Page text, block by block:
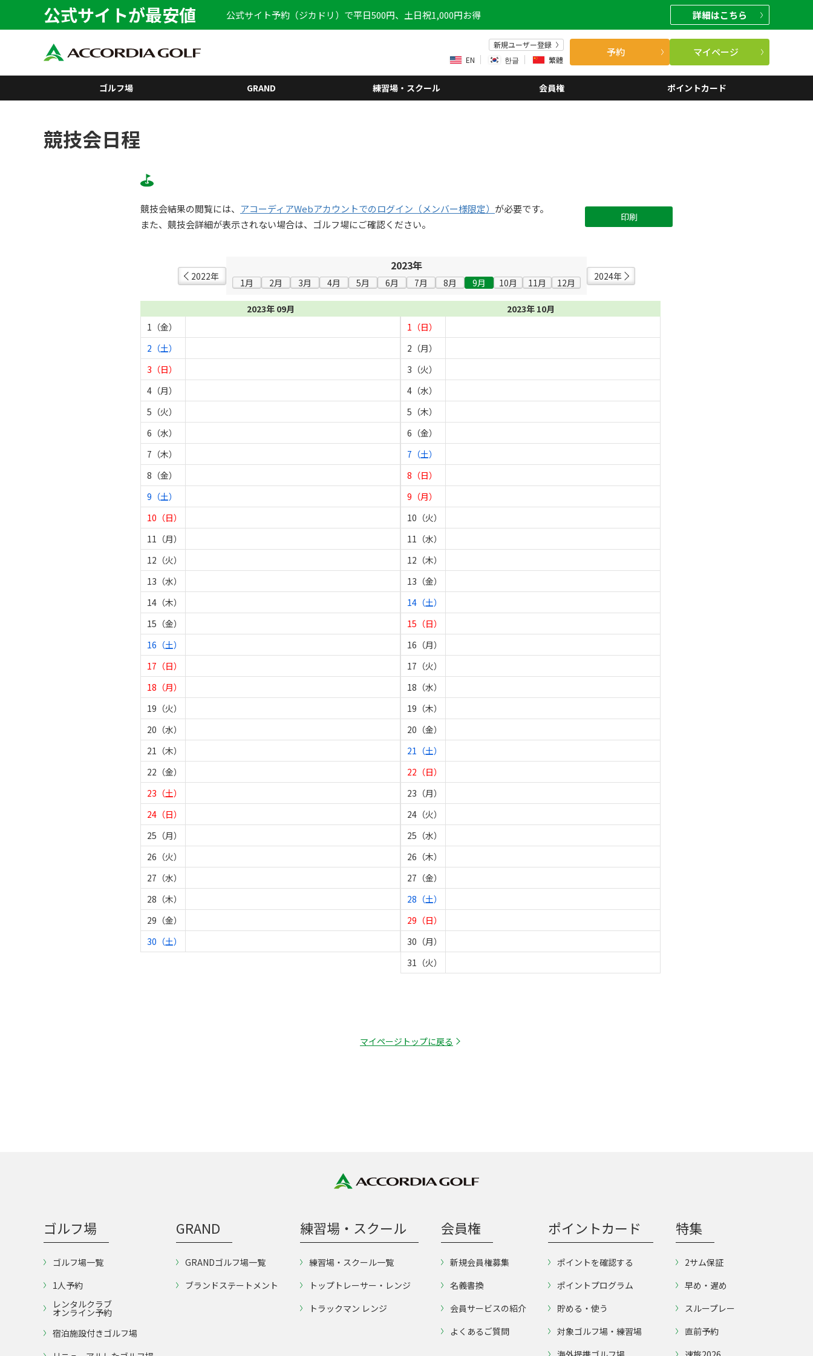
公式サイトが最安値 公式サイト予約（ジカドリ）で平日500円、土日祝1,000円お得 詳細はこちら
新規ユーザー登録
EN
한글 繁體
予約 マイページ
ゴルフ場 GRAND 練習場・スクール 会員権 ポイントカード
競技会日程
競技会結果の閲覧には、 アコーディアWebアカウントでのログイン（メンバー様限定） が必要です。
また、競技会詳細が表示されない場合は、ゴルフ場にご確認ください。
印刷
2022年
2023年
1月 2月 3月 4月 5月 6月 7月 8月 9月 10月 11月 12月
2024年
2023年 09月
1（金）
2（土）
3（日）
4（月）
5（火）
6（水）
7（木）
8（金）
9（土）
10（日）
11（月）
12（火）
13（水）
14（木）
15（金）
16（土）
17（日）
18（月）
19（火）
20（水）
21（木）
22（金）
23（土）
24（日）
25（月）
26（火）
27（水）
28（木）
29（金）
30（土）
2023年 10月
1（日）
2（月）
3（火）
4（水）
5（木）
6（金）
7（土）
8（日）
9（月）
10（火）
11（水）
12（木）
13（金）
14（土）
15（日）
16（月）
17（火）
18（水）
19（木）
20（金）
21（土）
22（日）
23（月）
24（火）
25（水）
26（木）
27（金）
28（土）
29（日）
30（月）
31（火）
マイページトップに戻る
ゴルフ場
ゴルフ場一覧
1人予約
レンタルクラブ
オンライン予約
宿泊施設付きゴルフ場
GRAND
GRANDゴルフ場一覧
ブランドステートメント
練習場・スクール
練習場・スクール一覧
トップトレーサー・レンジ
トラックマン レンジ
会員権
新規会員権募集
名義書換
会員サービスの紹介
よくあるご質問
ポイントカード
ポイントを確認する
ポイントプログラム
貯める・使う
対象ゴルフ場・練習場
特集
2サム保証
早め・遅め
スループレー
直前予約